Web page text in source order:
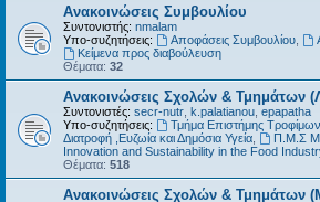
Ανακοινώσεις Συμβουλίου
Συντονιστής: nmalam
Υπο-συζητήσεις:
Αποφάσεις Συμβουλίου,
Kείμενα προς διαβούλευση
Θέματα: 32
Ανακοινώσεις Σχολών & Τμημάτων
Συντονιστές: secr-nutr k.palatianou epapatha
Υπο-συζητήσεις:
Τμήμα Επιστήμης Τροφίμων
Διατροφή ,Ευζωία και Δημόσια Υγεία
Π.Μ.Σ
Innovation and Sustainability in the Food
Θέματα: 518
Ανακοινώσεις Σχολών & Τμημάτων